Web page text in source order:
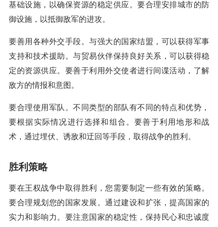
基础设施，以确保资源的稳定供应。要合理安排城市的防
御设施，以抵御敌军的进攻。
要善用各种外交手段。与强大的国家结盟，可以获得军事
支持和技术援助。与贸易伙伴保持良好关系，可以获得稳
定的资源供应。要善于利用外交使者进行间谍活动，了解
敌方的情报和意图。
要合理使用军队。不同类型的部队有不同的特点和优势，
要根据实际情况进行选择和组合。要善于利用地形和战
术，通过埋伏、诱敌和迂回等手段，取得战争的胜利。
胜利策略
要在王权战争中取得胜利，您需要制定一些有效的策略。
要合理规划您的国家发展。通过建设和扩张，提高国家的
实力和影响力。要注意国家的稳定性，保持民心和忠诚度